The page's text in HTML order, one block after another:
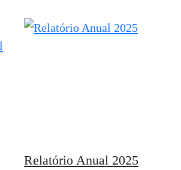
Relatório Anual 2025